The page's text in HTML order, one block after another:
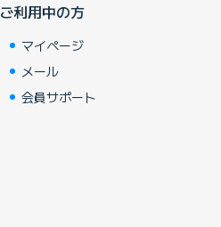
ご利用中の方
マイページ
メール
会員サポート